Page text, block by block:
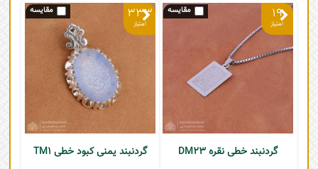
19
گردنبند خطی نقره DM23
333
گردنبند یمنی کبود خطی TM1